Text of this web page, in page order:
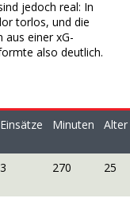
jedoch real: In
torlos, und die
aus einer xG-
also deutlich.
Einsätze Minuten Alter
3 270 25